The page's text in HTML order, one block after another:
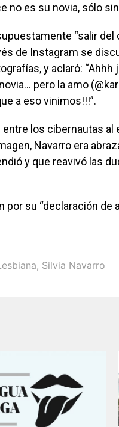
no es su novia, sólo
“salir del
de Instagram se
y aclaró: “Ahhh
pero la amo
a eso vinimos!!!”.
los cibernautas al
Navarro era
y que reavivó las
su “declaración de
, Silvia Navarro